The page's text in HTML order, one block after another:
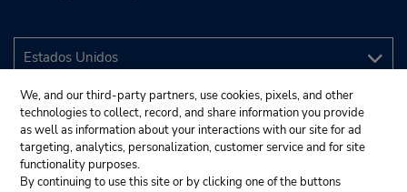
We, and our third-party partners, use cookies, pixels, and other
technologies to collect, record, and share information you provide
as well as information about your interactions with our site for ad
targeting, analytics, personalization, customer service and for site
functionality purposes.
By continuing to use this site or by clicking one of the buttons